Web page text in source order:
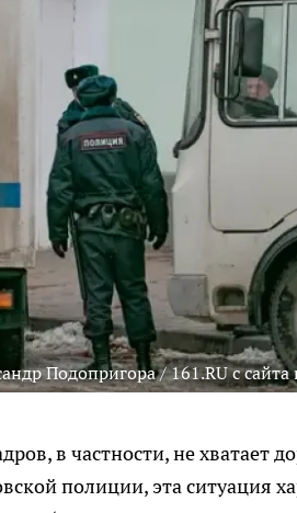
Подопригора / 161.RU с
в частности, не хватает
полиции, эта ситуация